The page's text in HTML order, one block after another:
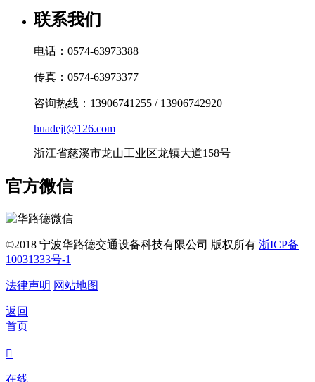
联系我们
电话：0574-63973388
传真：0574-63973377
咨询热线：13906741255 / 13906742920
huadejt@126.com
浙江省慈溪市龙山工业区龙镇大道158号
官方微信
©2018 宁波华路德交通设备科技有限公司 版权所有 浙ICP备
10031333号-1
法律声明 网站地图
返回
首页

在线